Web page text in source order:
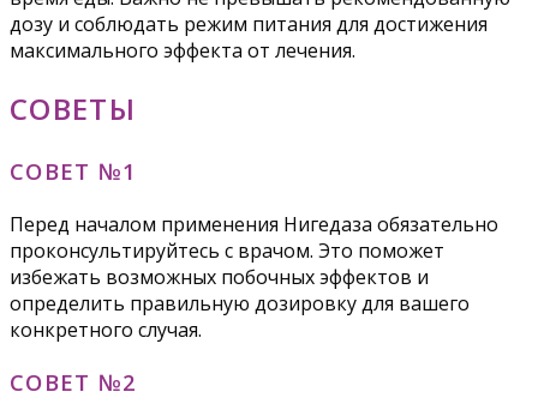
дозу и соблюдать режим питания для достижения
максимального эффекта от лечения.
СОВЕТЫ
СОВЕТ №1
Перед началом применения Нигедаза обязательно
проконсультируйтесь с врачом. Это поможет
избежать возможных побочных эффектов и
определить правильную дозировку для вашего
конкретного случая.
СОВЕТ №2